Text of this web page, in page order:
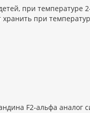
при температуре
хранить при
F2-альфа аналог